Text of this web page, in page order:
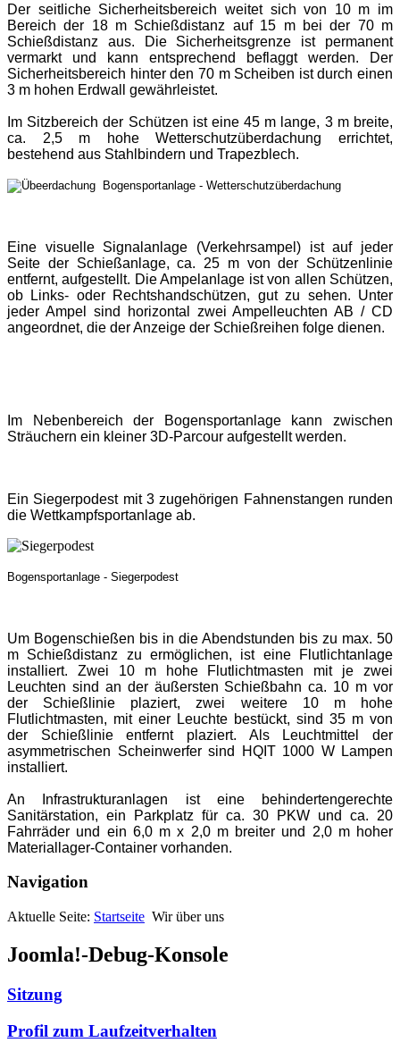
Der seitliche Sicherheitsbereich weitet sich von 10 m im
Bereich der 18 m Schießdistanz auf 15 m bei der 70 m
Schießdistanz aus. Die Sicherheitsgrenze ist permanent
vermarkt und kann entsprechend beflaggt werden. Der
Sicherheitsbereich hinter den 70 m Scheiben ist durch einen
3 m hohen Erdwall gewährleistet.
Im Sitzbereich der Schützen ist eine 45 m lange, 3 m breite,
ca. 2,5 m hohe Wetterschutzüberdachung errichtet,
bestehend aus Stahlbindern und Trapezblech.
Bogensportanlage - Wetterschutzüberdachung
Eine visuelle Signalanlage (Verkehrsampel) ist auf jeder
Seite der Schießanlage, ca. 25 m von der Schützenlinie
entfernt, aufgestellt. Die Ampelanlage ist von allen Schützen,
ob Links- oder Rechtshandschützen, gut zu sehen. Unter
jeder Ampel sind horizontal zwei Ampelleuchten AB / CD
angeordnet, die der Anzeige der Schießreihen folge dienen.
Im Nebenbereich der Bogensportanlage kann zwischen
Sträuchern ein kleiner 3D-Parcour aufgestellt werden.
Ein Siegerpodest mit 3 zugehörigen Fahnenstangen runden
die Wettkampfsportanlage ab.
Bogensportanlage - Siegerpodest
Um Bogenschießen bis in die Abendstunden bis zu max. 50
m Schießdistanz zu ermöglichen, ist eine Flutlichtanlage
installiert. Zwei 10 m hohe Flutlichtmasten mit je zwei
Leuchten sind an der äußersten Schießbahn ca. 10 m vor
der Schießlinie plaziert, zwei weitere 10 m hohe
Flutlichtmasten, mit einer Leuchte bestückt, sind 35 m von
der Schießlinie entfernt plaziert. Als Leuchtmittel der
asymmetrischen Scheinwerfer sind HQIT 1000 W Lampen
installiert.
An Infrastrukturanlagen ist eine behindertengerechte
Sanitärstation, ein Parkplatz für ca. 30 PKW und ca. 20
Fahrräder und ein 6,0 m x 2,0 m breiter und 2,0 m hoher
Materiallager-Container vorhanden.
Navigation
Aktuelle Seite: Startseite Wir über uns
Joomla!-Debug-Konsole
Sitzung
Profil zum Laufzeitverhalten